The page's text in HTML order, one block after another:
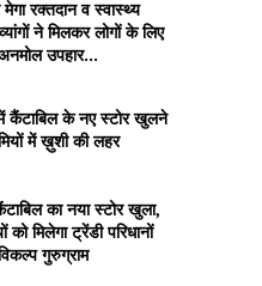
रक्तदान व स्वास्थ्य
ने मिलकर लोगों के लिए
उपहार...
कैंटाबिल के नए स्टोर खुलने
में ख़ुशी की लहर
का नया स्टोर खुला,
मिलेगा ट्रेंडी परिधानों
गुरुग्राम